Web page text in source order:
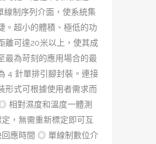
制序列介面，使系統集
。超小的體積、極低的功
離可達20米以上，使其成
最為苛刻的應用場合的最
4 針單排引腳封裝。連接
形式可根據使用者需求而
相對濕度和溫度一體測
，無需重新標定即可互
應時間 ◎ 單線制數位介